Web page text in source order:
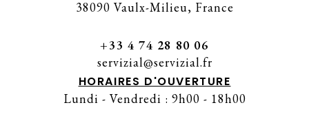
38090 Vaulx-Milieu, France
+33 4 74 28 80 06
servizial@servizial.fr
HORAIRES D'OUVERTURE
Lundi - Vendredi : 9h00 - 18h00